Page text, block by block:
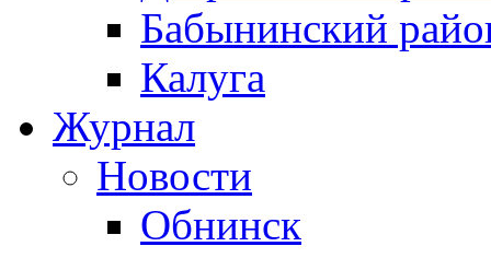
Бабынинский
Калуга
Журнал
Новости
Обнинск